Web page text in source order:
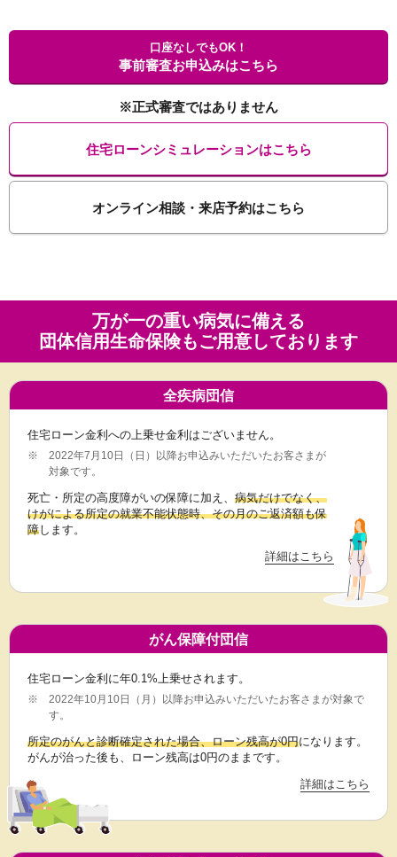
口座なしでもOK！
事前審査お申込みはこちら
※正式審査ではありません
住宅ローンシミュレーションはこちら
オンライン相談・来店予約はこちら
万が一の重い病気に備える
団体信用生命保険もご用意しております
がん保障付団信
住宅ローン金利に年0.1%上乗せされます。
※
2022年10月10日（月）以降お申込みいただいたお客さまが対象で
す。
所定のがんと診断確定された場合、ローン残高が0円になります。
がんが治った後も、ローン残高は0円のままです。
詳細はこちら
全疾病団信
住宅ローン金利への上乗せ金利はございません。
※
2022年7月10日（日）以降お申込みいただいたお客さまが
対象です。
死亡・所定の高度障がいの保障に加え、 病気だけでなく、
けがによる所定の就業不能状態時、その月のご返済額も保
障します。
詳細はこちら